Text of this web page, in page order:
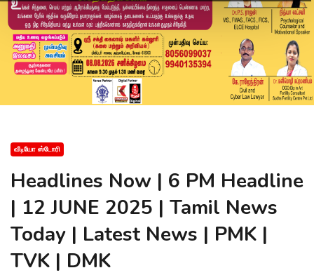
வீடியோ ஸ்டோரி
Headlines Now | 6 PM Headline
| 12 JUNE 2025 | Tamil News
Today | Latest News | PMK |
TVK | DMK